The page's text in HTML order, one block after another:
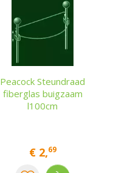
Peacock Steundraad
fiberglas buigzaam
l100cm
€ 2,69